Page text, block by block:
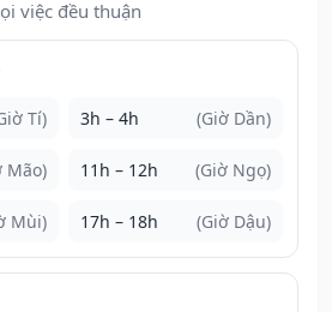
việc đều thuận
Tí) 3h – 4h (Giờ Dần)
Mão) 11h – 12h (Giờ Ngọ)
Mùi) 17h – 18h (Giờ Dậu)